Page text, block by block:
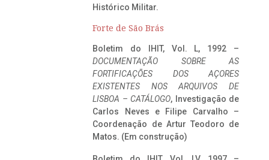
Histórico Militar.
Forte de São Brás
Boletim do IHIT, Vol. L, 1992 –
DOCUMENTAÇÃO SOBRE AS
FORTIFICAÇÕES DOS AÇORES
EXISTENTES NOS ARQUIVOS DE
LISBOA – CATÁLOGO, Investigação de
Carlos Neves e Filipe Carvalho –
Coordenação de Artur Teodoro de
Matos. (Em construção)